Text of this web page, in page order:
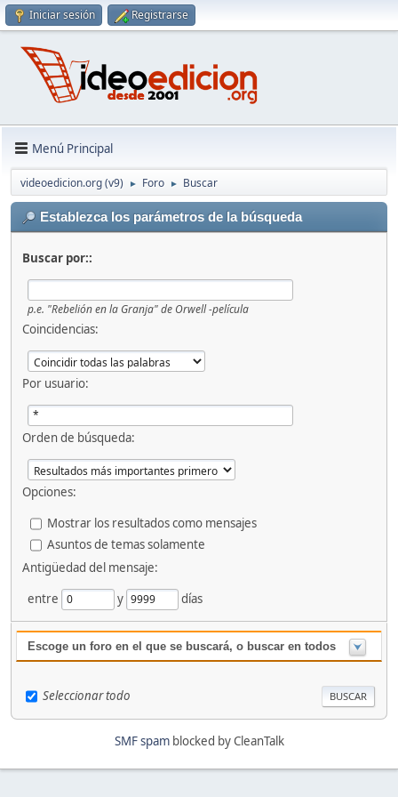
Iniciar sesión Registrarse
Menú Principal
videoedicion.org (v9) ► Foro ► Buscar
Establezca los parámetros de la búsqueda
Buscar por::
p.e. "Rebelión en la Granja" de Orwell -película
Coincidencias:
Por usuario:
Orden de búsqueda:
Opciones:
Mostrar los resultados como mensajes
Asuntos de temas solamente
Antigüedad del mensaje:
entre
y días
Escoge un foro en el que se buscará, o buscar en todos
Seleccionar todo
SMF spamblocked by CleanTalk